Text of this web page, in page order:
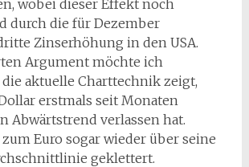
wobei dieser Effekt noch
durch die für Dezember
Zinserhöhung in den USA.
Argument möchte ich
aktuelle Charttechnik zeigt,
erstmals seit Monaten
Abwärtstrend verlassen hat.
Euro sogar wieder über seine
geklettert.